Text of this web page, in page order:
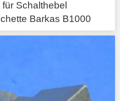
Schalthebel
Barkas B1000